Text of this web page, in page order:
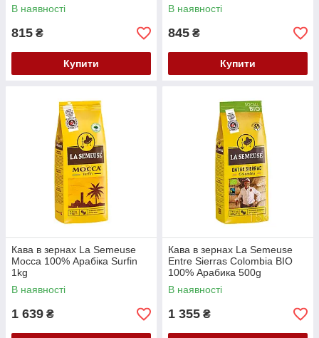
В наявності
815 ₴
Купити
В наявності
845 ₴
Купити
Кава в зернах La Semeuse
Mocca 100% Арабіка Surfin
1kg
В наявності
1 639 ₴
Кава в зернах La Semeuse
Entre Sierras Colombia BIO
100% Арабика 500g
В наявності
1 355 ₴